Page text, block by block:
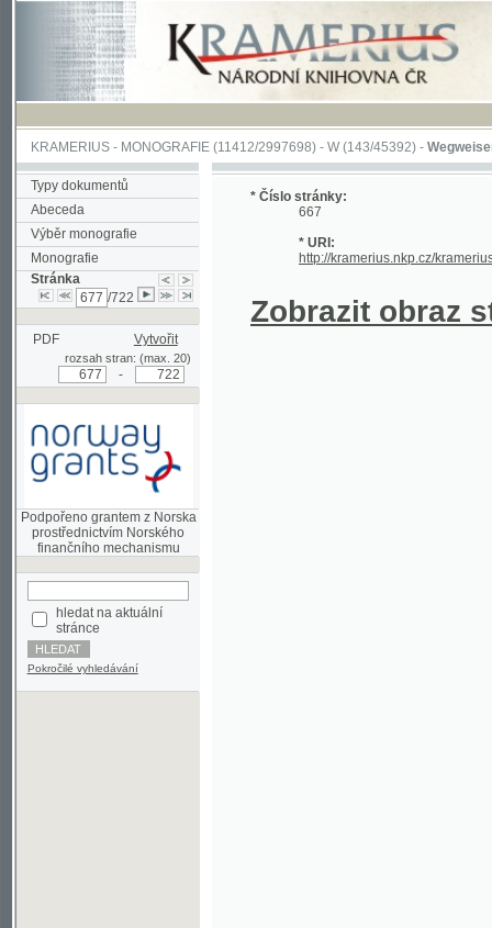
KRAMERIUS-MONOGRAFIE(11412/2997698) -W (143/45392)-Wegweiser durch
Typy dokumentů
Abeceda
Výběr monografie
Monografie
Stránka
/722
PDF Vytvořit
rozsah stran: (max. 20)
Podpořeno grantem z Norska
prostřednictvím Norského
hledat na aktuální
stránce
Pokročilé vyhledávání
* Číslo stránky:
667
* URI:
http://kramerius.nkp.cz/kramerius/